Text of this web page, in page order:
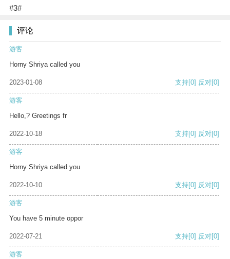
#3#
评论
游客
Horny Shriya called you
2023-01-08 支持[0] 反对[0]
游客
Hello,? Greetings fr
2022-10-18 支持[0] 反对[0]
游客
Horny Shriya called you
2022-10-10 支持[0] 反对[0]
游客
You have 5 minute oppor
2022-07-21 支持[0] 反对[0]
游客